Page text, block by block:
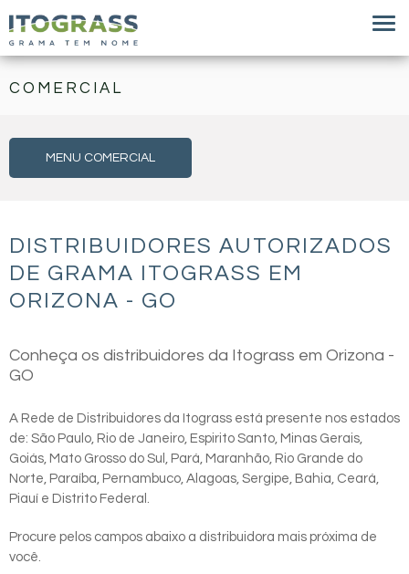
COMERCIAL
MENU COMERCIAL
DISTRIBUIDORES AUTORIZADOS
DE GRAMA ITOGRASS EM
ORIZONA - GO
Conheça os distribuidores da Itograss em Orizona -
GO
A Rede de Distribuidores da Itograss está presente nos estados
de: São Paulo, Rio de Janeiro, Espirito Santo, Minas Gerais,
Goiás, Mato Grosso do Sul, Pará, Maranhão, Rio Grande do
Norte, Paraíba, Pernambuco, Alagoas, Sergipe, Bahia, Ceará,
Piauí e Distrito Federal.
Procure pelos campos abaixo a distribuidora mais próxima de
você.